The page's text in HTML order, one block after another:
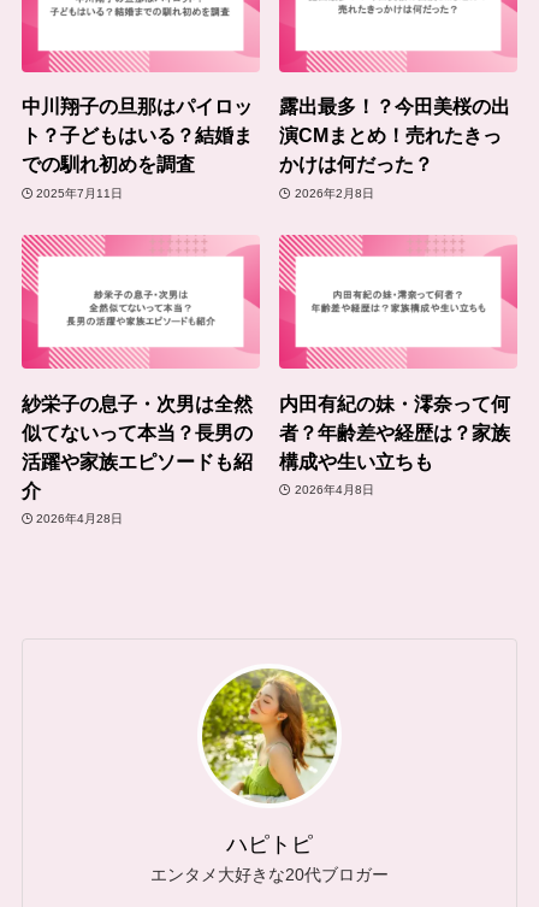
中川翔子の旦那はパイロッ
ト？子どもはいる？結婚ま
での馴れ初めを調査
2025年7月11日
露出最多！？今田美桜の出
演CMまとめ！売れたきっ
かけは何だった？
2026年2月8日
紗栄子の息子・次男は全然
似てないって本当？長男の
活躍や家族エピソードも紹
介
2026年4月28日
内田有紀の妹・澪奈って何
者？年齢差や経歴は？家族
構成や生い立ちも
2026年4月8日
ハピトピ
エンタメ大好きな20代ブロガー